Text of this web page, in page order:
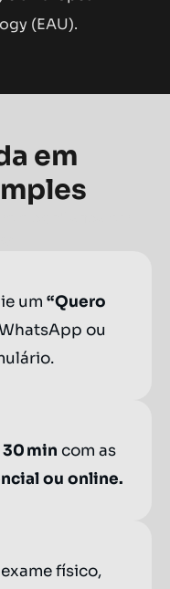
(EAU).
em
um “Quero
ou
min com as
ou online.
exame físico,